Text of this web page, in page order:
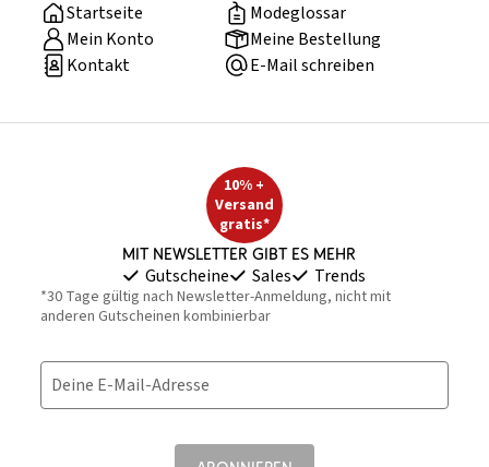
Startseite
Modeglossar
Mein Konto
Meine Bestellung
Kontakt
E-Mail schreiben
10% +
Versand
gratis*
Mit Newsletter gibt es mehr
Gutscheine Sales Trends
*30 Tage gültig nach Newsletter-Anmeldung, nicht mit
anderen Gutscheinen kombinierbar
Deine E-Mail-Adresse